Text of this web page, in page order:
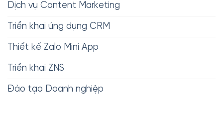
Dịch vụ Content Marketing
Triển khai ứng dụng CRM
Thiết kế Zalo Mini App
Triển khai ZNS
Đào tạo Doanh nghiệp